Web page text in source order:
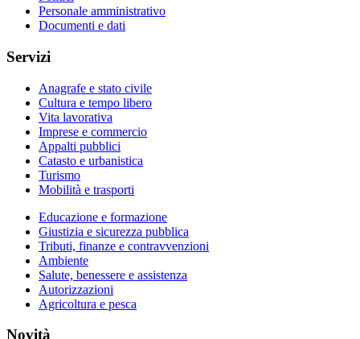
Personale amministrativo
Documenti e dati
Servizi
Anagrafe e stato civile
Cultura e tempo libero
Vita lavorativa
Imprese e commercio
Appalti pubblici
Catasto e urbanistica
Turismo
Mobilità e trasporti
Educazione e formazione
Giustizia e sicurezza pubblica
Tributi, finanze e contravvenzioni
Ambiente
Salute, benessere e assistenza
Autorizzazioni
Agricoltura e pesca
Novità